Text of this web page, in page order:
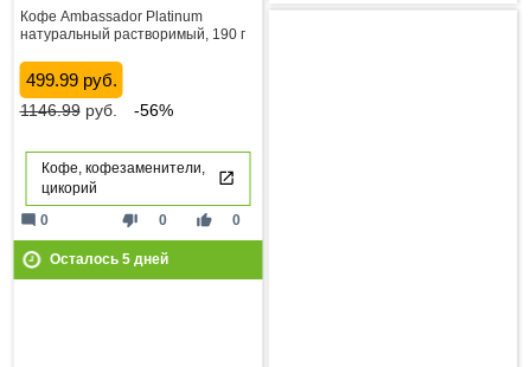
Кофе Ambassador Platinum
натуральный растворимый, 190 г
499.99 руб.
1146.99руб. -56%
Кофе, кофезаменители,
цикорий
thumb_down 0 thumb_up 0
mode_comment 0
Осталось 5дней